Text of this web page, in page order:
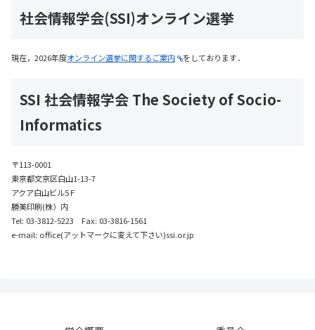
社会情報学会(SSI)オンライン選挙
現在，2026年度オンライン選挙に関するご案内 をしております．
SSI 社会情報学会 The Society of Socio-
Informatics
〒113-0001
東京都文京区白山1-13-7
アクア白山ビル5Ｆ
勝美印刷(株）内
Tel: 03-3812-5223 Fax: 03-3816-1561
e-mail: office(アットマークに変えて下さい)ssi.or.jp